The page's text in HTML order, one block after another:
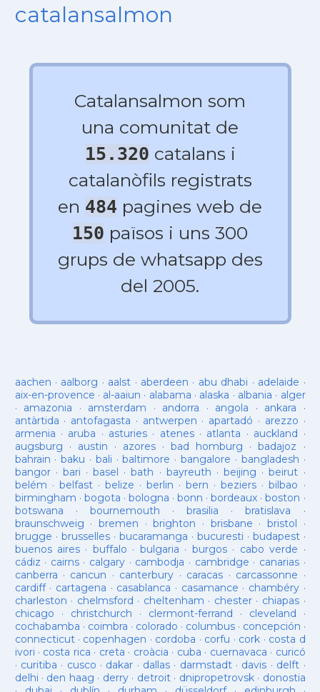
catalansalmon
Catalansalmon som
una comunitat de
15.320 catalans i
catalanòfils registrats
en 484 pagines web de
150 països i uns 300
grups de whatsapp des
del 2005.
aachen · aalborg · aalst · aberdeen · abu dhabi · adelaide ·
aix-en-provence · al-aaiun · alabama · alaska · albania · alger
· amazonia · amsterdam · andorra · angola · ankara ·
antàrtida · antofagasta · antwerpen · apartadó · arezzo ·
armenia · aruba · asturies· atenes· atlanta · auckland ·
augsburg · austin · azores·bad homburg ·badajoz ·
bahrain ·baku · bali ·baltimore ·bangalore · bangladesh ·
bangor· bari ·basel ·bath · bayreuth ·beijing ·beirut ·
belém · belfast· belize · berlin ·bern ·beziers ·bilbao ·
birmingham · bogota · bologna ·bonn ·bordeaux ·boston ·
botswana · bournemouth ·brasilia ·bratislava ·
braunschweig · bremen ·brighton · brisbane · bristol ·
brugge · brusselles· bucaramanga · bucuresti · budapest·
buenos aires· buffalo · bulgaria · burgos· cabo verde ·
cádiz · cairns· calgary · cambodja · cambridge · canarias·
canberra · cancun · canterbury · caracas · carcassonne ·
cardiff· cartagena · casablanca · casamance · chambéry·
charleston · chelmsford · cheltenham · chester· chiapas ·
chicago · christchurch · clermont-ferrand · cleveland ·
cochabamba · coimbra · colorado · columbus· concepción ·
connecticut· copenhagen · cordoba · corfu · cork · costa d
ivori · costa rica · creta · croàcia · cuba · cuernavaca · curicó
· curitiba · cusco · dakar · dallas · darmstadt· davis · delft ·
delhi · den haag · derry· detroit· dnipropetrovsk· donostia